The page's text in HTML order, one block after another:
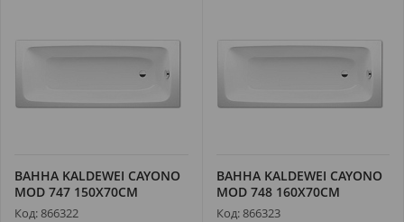
ВАННА KALDEWEI CAYONO
MOD 747 150X70СМ
274700010001
Код: 866322
ВАННА KALDEWEI CAYONO
MOD 748 160X70СМ
274800010001
Код: 866323